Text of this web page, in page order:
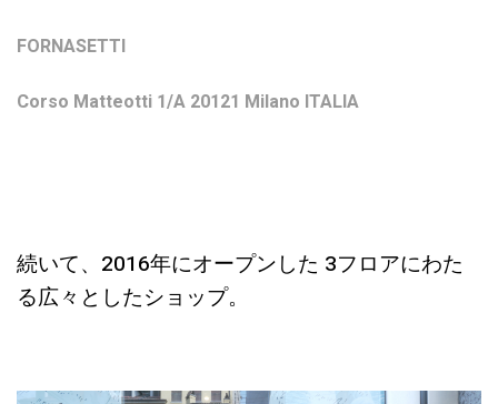
FORNASETTI
Corso Matteotti 1/A 20121 Milano ITALIA
続いて、2016年にオープンした 3フロアにわた
る広々としたショップ。